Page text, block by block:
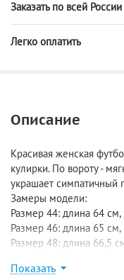
Заказать по всей России
Легко оплатить
Описание
Красивая женская
кулирки. По вороту -
украшает симпатичный
Замеры модели:
Размер 44: длина 64
Размер 46: длина 65
Размер 48: длина 66,5
Размер 52: длина 68 см,
Показать